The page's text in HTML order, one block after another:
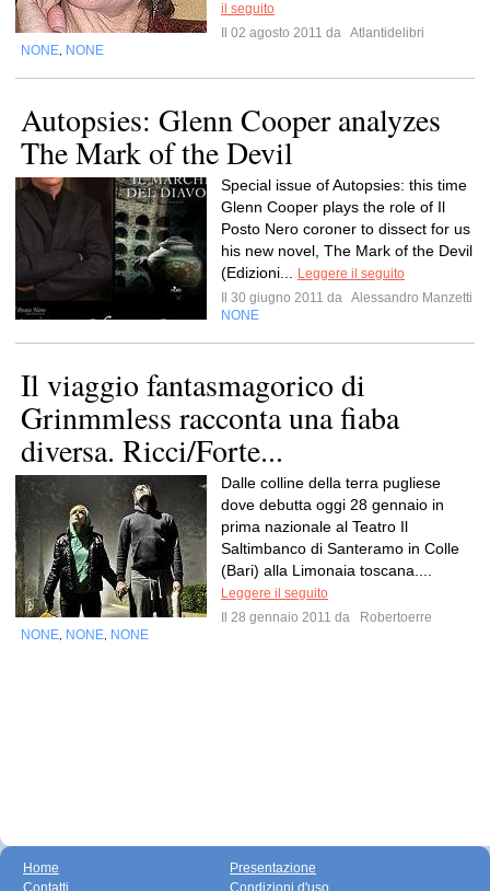
il seguito
Il 02 agosto 2011 da Atlantidelibri
NONE NONE
Autopsies: Glenn Cooper analyzes
The Mark of the Devil
Special issue of Autopsies: this time
Glenn Cooper plays the role of Il
Posto Nero coroner to dissect for us
his new novel, The Mark of the Devil
(Edizioni...
Leggere il seguito
Il 30 giugno 2011 da Alessandro Manzetti
NONE
Il viaggio fantasmagorico di
Grinmmless racconta una fiaba
diversa. Ricci/Forte...
Dalle colline della terra pugliese
dove debutta oggi 28 gennaio in
prima nazionale al Teatro Il
Saltimbanco di Santeramo in Colle
(Bari) alla Limonaia toscana....
Leggere il seguito
Il 28 gennaio 2011 da
Robertoerre
NONE NONE NONE
Home
Contatti
Presentazione
Condizioni d'uso